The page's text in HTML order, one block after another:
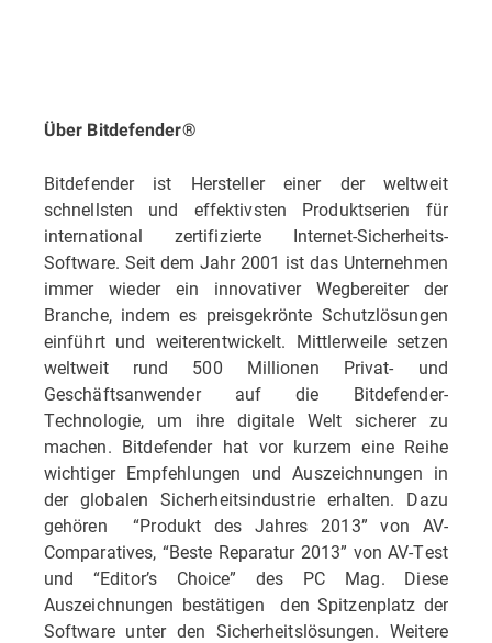
Über Bitdefender®
Bitdefender ist Hersteller einer der weltweit
schnellsten und effektivsten Produktserien für
international zertifizierte Internet-Sicherheits-
Software. Seit dem Jahr 2001 ist das Unternehmen
immer wieder ein innovativer Wegbereiter der
Branche, indem es preisgekrönte Schutzlösungen
einführt und weiterentwickelt. Mittlerweile setzen
weltweit rund 500 Millionen Privat- und
Geschäftsanwender auf die Bitdefender-
Technologie, um ihre digitale Welt sicherer zu
machen. Bitdefender hat vor kurzem eine Reihe
wichtiger Empfehlungen und Auszeichnungen in
der globalen Sicherheitsindustrie erhalten. Dazu
gehören “Produkt des Jahres 2013” von AV-
Comparatives, “Beste Reparatur 2013” von AV-Test
und “Editor’s Choice” des PC Mag. Diese
Auszeichnungen bestätigen den Spitzenplatz der
Software unter den Sicherheitslösungen. Weitere